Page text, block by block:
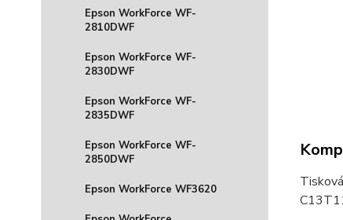
Epson WorkForce WF-
2810DWF
Epson WorkForce WF-
2830DWF
Epson WorkForce WF-
2835DWF
Epson WorkForce WF-
2850DWF
Epson WorkForce WF3620